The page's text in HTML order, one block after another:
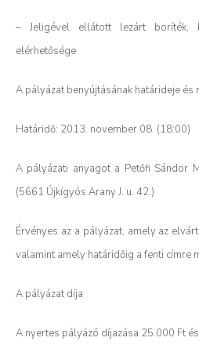
– Jeligével ellátott lezárt boríték,
elérhetősége
A pályázat benyújtásának határideje és
Határidő: 2013. november 08. (18:00)
A pályázati anyagot a Petőfi Sándor
(5661 Újkígyós Arany J. u. 42.)
Érvényes az a pályázat, amely az
valamint amely határidőig a fenti címre
A pályázat díja
A nyertes pályázó díjazása 25.000 Ft